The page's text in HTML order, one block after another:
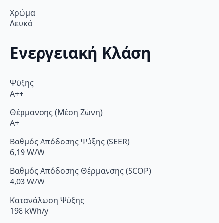
Χρώμα
Λευκό
Ενεργειακή Κλάση
Ψύξης
A++
Θέρμανσης (Μέση Ζώνη)
A+
Βαθμός Απόδοσης Ψύξης (SEER)
6,19 W/W
Βαθμός Απόδοσης Θέρμανσης (SCOP)
4,03 W/W
Κατανάλωση Ψύξης
198 kWh/y